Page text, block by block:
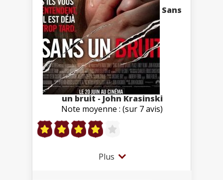
Sans
un bruit - John Krasinski
Note moyenne : (sur 7 avis)
Plus